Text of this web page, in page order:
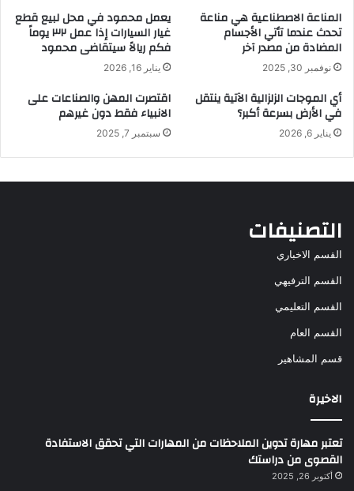
المناعة الاصطناعية هي مناعة
تحدث عندما تأتي الأجسام
المضادة من مصدر آخر
نوفمبر 30, 2025
يعمل محمود في محل لبيع قطع
غيار السيارات إذا عمل ٣٢ يوماً
فكم ريالاً سيتقاضى محمود
يناير 16, 2026
أي الموجات الزلزالية الآتية ينتقل
في الأرض بسرعة أكبر؟
يناير 6, 2026
اقتصرت المهن والصناعات على
الانبياء فقط دون غيرهم
سبتمبر 7, 2025
التصنيفات
القسم الاخباري
القسم الترفيهي
القسم التعليمي
القسم العام
قسم المشاهير
الاخيرة
تعتبر مهارة تدوين الملاحظات من المهارات التي تحقق الاستفادة
القصوى من دراستك
أكتوبر 26, 2025